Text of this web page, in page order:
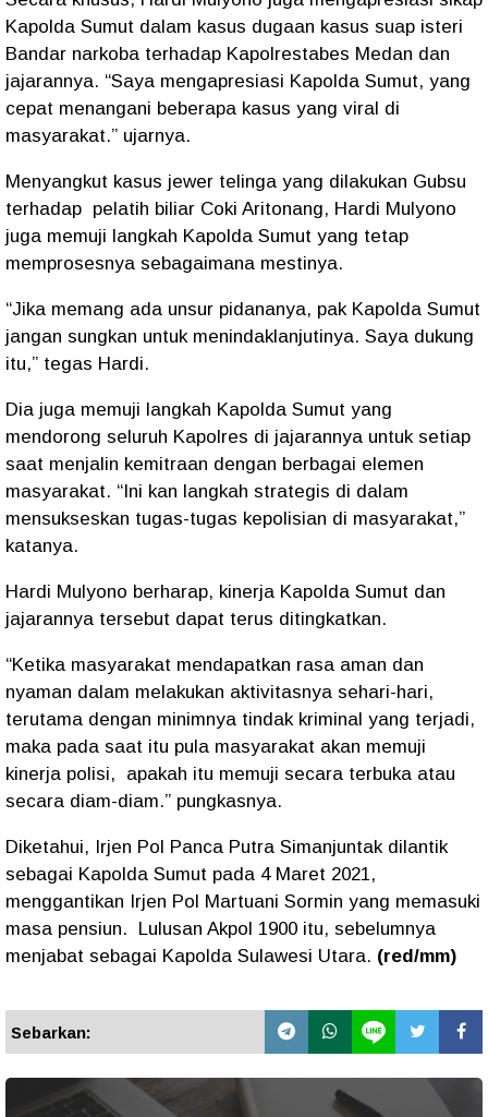
Kapolda Sumut dalam kasus dugaan kasus suap isteri
Bandar narkoba terhadap Kapolrestabes Medan dan
jajarannya. “Saya mengapresiasi Kapolda Sumut, yang
cepat menangani beberapa kasus yang viral di
masyarakat.” ujarnya.
Menyangkut kasus jewer telinga yang dilakukan Gubsu
terhadap pelatih biliar Coki Aritonang, Hardi Mulyono
juga memuji langkah Kapolda Sumut yang tetap
memprosesnya sebagaimana mestinya.
“Jika memang ada unsur pidananya, pak Kapolda Sumut
jangan sungkan untuk menindaklanjutinya. Saya dukung
itu,” tegas Hardi.
Dia juga memuji langkah Kapolda Sumut yang
mendorong seluruh Kapolres di jajarannya untuk setiap
saat menjalin kemitraan dengan berbagai elemen
masyarakat. “Ini kan langkah strategis di dalam
mensukseskan tugas-tugas kepolisian di masyarakat,”
katanya.
Hardi Mulyono berharap, kinerja Kapolda Sumut dan
jajarannya tersebut dapat terus ditingkatkan.
“Ketika masyarakat mendapatkan rasa aman dan
nyaman dalam melakukan aktivitasnya sehari-hari,
terutama dengan minimnya tindak kriminal yang terjadi,
maka pada saat itu pula masyarakat akan memuji
kinerja polisi, apakah itu memuji secara terbuka atau
secara diam-diam.” pungkasnya.
Diketahui, Irjen Pol Panca Putra Simanjuntak dilantik
sebagai Kapolda Sumut pada 4 Maret 2021,
menggantikan Irjen Pol Martuani Sormin yang memasuki
masa pensiun. Lulusan Akpol 1900 itu, sebelumnya
menjabat sebagai Kapolda Sulawesi Utara. (red/mm)
Sebarkan: